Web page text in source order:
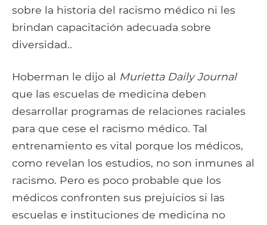
sobre la historia del racismo médico ni les
brindan capacitación adecuada sobre
diversidad..
Hoberman le dijo al Murietta Daily Journal
que las escuelas de medicina deben
desarrollar programas de relaciones raciales
para que cese el racismo médico. Tal
entrenamiento es vital porque los médicos,
como revelan los estudios, no son inmunes al
racismo. Pero es poco probable que los
médicos confronten sus prejuicios si las
escuelas e instituciones de medicina no